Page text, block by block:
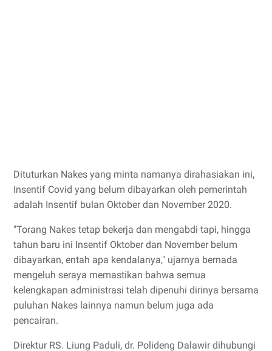
Dituturkan Nakes yang minta namanya dirahasiakan ini,
Insentif Covid yang belum dibayarkan oleh pemerintah
adalah Insentif bulan Oktober dan November 2020.
"Torang Nakes tetap bekerja dan mengabdi tapi, hingga
tahun baru ini Insentif Oktober dan November belum
dibayarkan, entah apa kendalanya," ujarnya bernada
mengeluh seraya memastikan bahwa semua
kelengkapan administrasi telah dipenuhi dirinya bersama
puluhan Nakes lainnya namun belum juga ada
pencairan.
Direktur RS. Liung Paduli, dr. Polideng Dalawir dihubungi